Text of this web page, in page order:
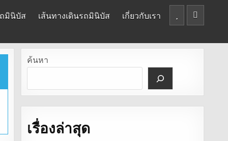
มินิบัส เส้นทางเดินรถมินิบัส เกี่ยวกับเรา
ค้นหา
เรื่องล่าสุด